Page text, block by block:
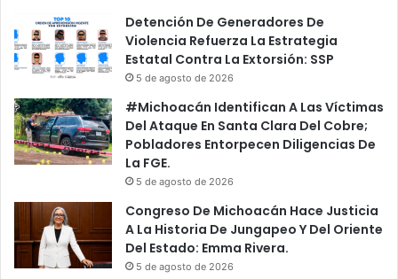
Detención De Generadores De
Violencia Refuerza La Estrategia
Estatal Contra La Extorsión: SSP
5 de agosto de 2026
#Michoacán Identifican A Las Víctimas
Del Ataque En Santa Clara Del Cobre;
Pobladores Entorpecen Diligencias De
La FGE.
5 de agosto de 2026
Congreso De Michoacán Hace Justicia
A La Historia De Jungapeo Y Del Oriente
Del Estado: Emma Rivera.
5 de agosto de 2026